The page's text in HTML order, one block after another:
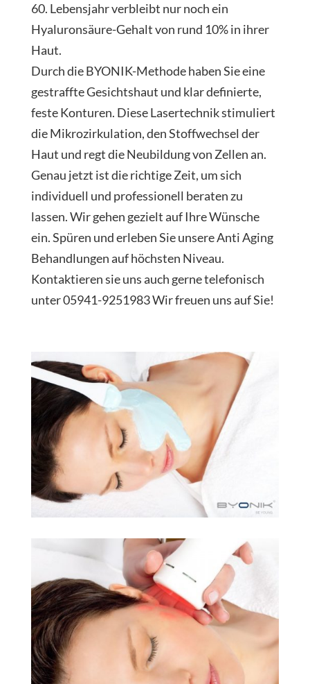
60. Lebensjahr verbleibt nur noch ein
Hyaluronsäure-Gehalt von rund 10% in ihrer
Haut.
Durch die BYONIK-Methode haben Sie eine
gestraffte Gesichtshaut und klar definierte,
feste Konturen. Diese Lasertechnik stimuliert
die Mikrozirkulation, den Stoffwechsel der
Haut und regt die Neubildung von Zellen an.
Genau jetzt ist die richtige Zeit, um sich
individuell und professionell beraten zu
lassen. Wir gehen gezielt auf Ihre Wünsche
ein. Spüren und erleben Sie unsere Anti Aging
Behandlungen auf höchsten Niveau.
Kontaktieren sie uns auch gerne telefonisch
unter 05941-9251983 Wir freuen uns auf Sie!